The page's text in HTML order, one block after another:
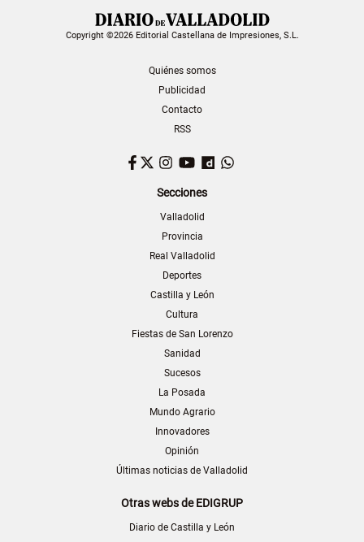
Copyright ©2026 Editorial Castellana de Impresiones, S.L.
Quiénes somos
Publicidad
Contacto
RSS
Facebook
TwitterInstagram
YouTubeDailymotion
Secciones
Valladolid
Provincia
Real Valladolid
Deportes
Castilla y León
Cultura
Fiestas de San Lorenzo
Sanidad
Sucesos
La Posada
Mundo Agrario
Innovadores
Opinión
Últimas noticias de Valladolid
Otras webs de EDIGRUP
Diario de Castilla y León